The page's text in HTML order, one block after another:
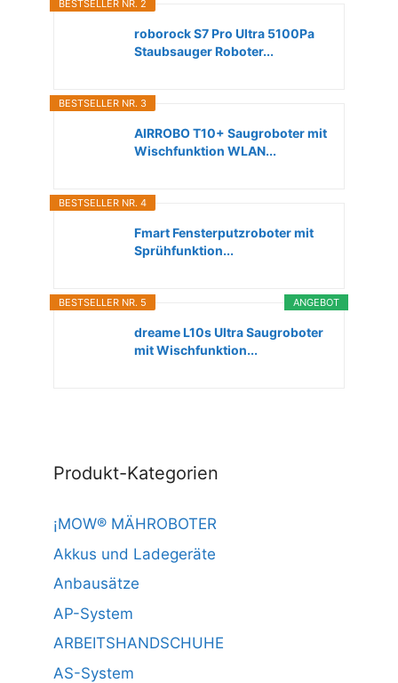
BESTSELLER NR. 2
roborock S7 Pro Ultra 5100Pa
Staubsauger Roboter...
BESTSELLER NR. 3
AIRROBO T10+ Saugroboter mit
Wischfunktion WLAN...
BESTSELLER NR. 4
Fmart Fensterputzroboter mit
Sprühfunktion...
ANGEBOT
BESTSELLER NR. 5
dreame L10s Ultra Saugroboter
mit Wischfunktion...
Produkt-Kategorien
¡MOW® MÄHROBOTER
Akkus und Ladegeräte
Anbausätze
AP-System
ARBEITSHANDSCHUHE
AS-System